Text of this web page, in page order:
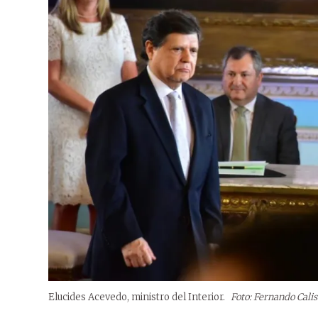
Elucides Acevedo, ministro del Interior. Foto: Fernando